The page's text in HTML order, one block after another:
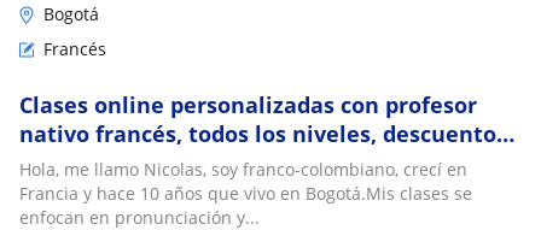
Bogotá
Francés
Clases online personalizadas con profesor
nativo francés, todos los niveles, descuentos
para grupos
Hola, me llamo Nicolas, soy franco-colombiano, crecí en
Francia y hace 10 años que vivo en Bogotá.Mis clases se
enfocan en pronunciación y...